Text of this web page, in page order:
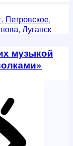
Петровское,
, Луганск
музыкой